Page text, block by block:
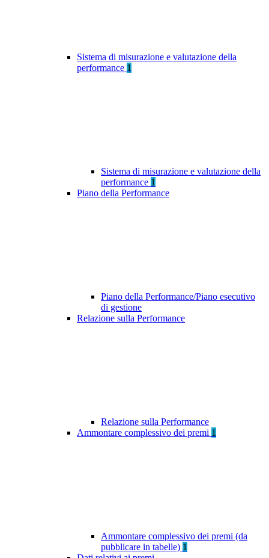
Sistema di misurazione e valutazione della
performance 1
Sistema di misurazione e valutazione della
performance 1
Piano della Performance
Piano della Performance/Piano esecutivo
di gestione
Relazione sulla Performance
Relazione sulla Performance
Ammontare complessivo dei premi 1
Ammontare complessivo dei premi (da
pubblicare in tabelle) 1